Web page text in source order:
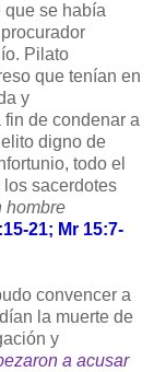
que se había
Pilato
que tenían en
y
de condenar a
digno de
todo el
sacerdotes
hombre
21; Mr 15:7-
convencer a
la muerte de
y
a acusar